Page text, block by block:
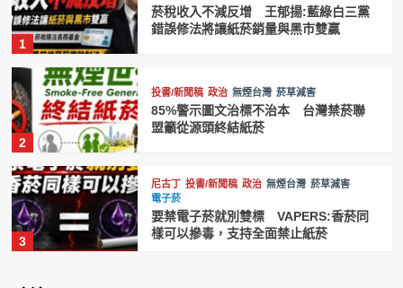
1
菸稅收入不減反增 王郁揚:藍綠白三黨
錯誤修法將讓紙菸銷量與黑市雙贏
2
投書/新聞稿 政治 無煙台灣 菸草減害
85%警示圖文治標不治本 台灣禁菸聯
盟籲從源頭終結紙菸
3
尼古丁 投書/新聞稿 政治 無煙台灣 菸草減害
電子菸
要禁電子菸就別雙標 VAPERS:香菸同
樣可以摻毒，支持全面禁止紙菸